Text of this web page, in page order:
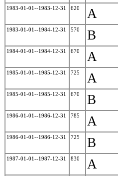
1983-01-01--1983-12-31 620 A
1983-01-01--1984-12-31 570 B
1984-01-01--1984-12-31 670 A
1985-01-01--1985-12-31 725 A
1985-01-01--1985-12-31 670 B
1986-01-01--1986-12-31 785 A
1986-01-01--1986-12-31 725 B
1987-01-01--1987-12-31 830 A